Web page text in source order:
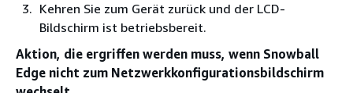
Kehren Sie zum Gerät zurück und der LCD-
Bildschirm ist betriebsbereit.
Aktion, die ergriffen werden muss, wenn Snowball
Edge nicht zum Netzwerkkonfigurationsbildschirm